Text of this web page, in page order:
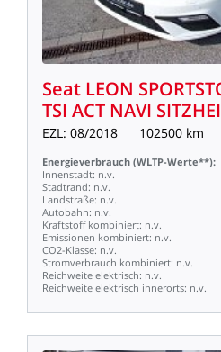
Seat LEON
TSI ACT NAVI
EZL: 08/2018 102500 km
Energieverbrauch (WLTP-Werte**):
Innenstadt: n.v.
Stadtrand: n.v.
Landstraße: n.v.
Autobahn: n.v.
Kraftstoff kombiniert: n.v.
Emissionen kombiniert: n.v.
CO2-Klasse: n.v.
Stromverbrauch kombiniert: n.v.
Reichweite elektrisch: n.v.
Reichweite elektrisch innerorts: n.v.